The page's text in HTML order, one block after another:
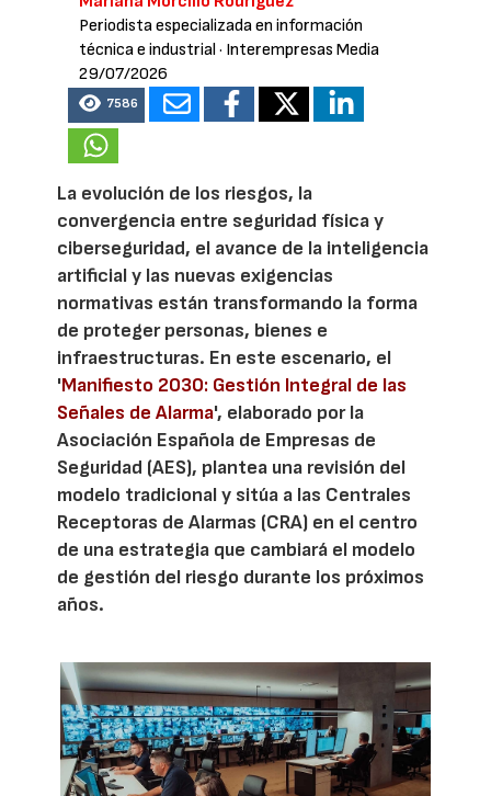
Periodista especializada en información
técnica e industrial· Interempresas Media
29/07/2026
7586
La evolución de los riesgos, la
convergencia entre seguridad física y
ciberseguridad, el avance de la inteligencia
artificial y las nuevas exigencias
normativas están transformando la forma
de proteger personas, bienes e
infraestructuras. En este escenario, el
'Manifiesto 2030: Gestión Integral de las
Señales de Alarma', elaborado por la
Asociación Española de Empresas de
Seguridad (AES), plantea una revisión del
modelo tradicional y sitúa a las Centrales
Receptoras de Alarmas (CRA) en el centro
de una estrategia que cambiará el modelo
de gestión del riesgo durante los próximos
años.